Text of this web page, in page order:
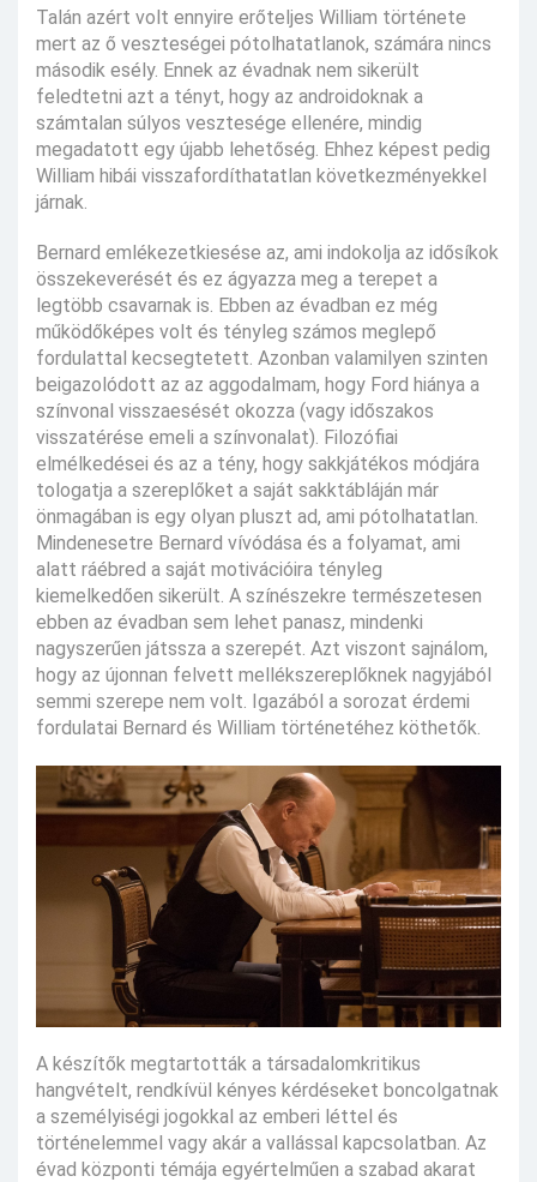
Talán azért volt ennyire erőteljes William története
mert az ő veszteségei pótolhatatlanok, számára nincs
második esély. Ennek az évadnak nem sikerült
feledtetni azt a tényt, hogy az androidoknak a
számtalan súlyos vesztesége ellenére, mindig
megadatott egy újabb lehetőség. Ehhez képest pedig
William hibái visszafordíthatatlan következményekkel
járnak.
Bernard emlékezetkiesése az, ami indokolja az idősíkok
összekeverését és ez ágyazza meg a terepet a
legtöbb csavarnak is. Ebben az évadban ez még
működőképes volt és tényleg számos meglepő
fordulattal kecsegtetett. Azonban valamilyen szinten
beigazolódott az az aggodalmam, hogy Ford hiánya a
színvonal visszaesését okozza (vagy időszakos
visszatérése emeli a színvonalat). Filozófiai
elmélkedései és az a tény, hogy sakkjátékos módjára
tologatja a szereplőket a saját sakktábláján már
önmagában is egy olyan pluszt ad, ami pótolhatatlan.
Mindenesetre Bernard vívódása és a folyamat, ami
alatt ráébred a saját motivációira tényleg
kiemelkedően sikerült. A színészekre természetesen
ebben az évadban sem lehet panasz, mindenki
nagyszerűen játssza a szerepét. Azt viszont sajnálom,
hogy az újonnan felvett mellékszereplőknek nagyjából
semmi szerepe nem volt. Igazából a sorozat érdemi
fordulatai Bernard és William történetéhez köthetők.
A készítők megtartották a társadalomkritikus
hangvételt, rendkívül kényes kérdéseket boncolgatnak
a személyiségi jogokkal az emberi léttel és
történelemmel vagy akár a vallással kapcsolatban. Az
évad központi témája egyértelműen a szabad akarat